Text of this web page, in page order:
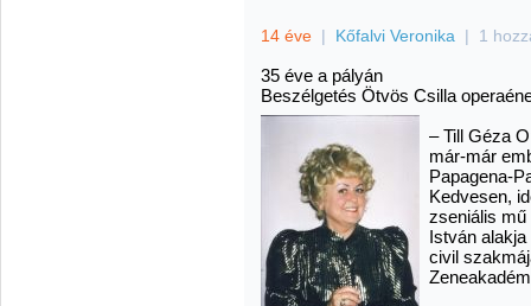
14 éve | Kőfalvi Veronika | 1
35 éve a pályán
Beszélgetés Ötvös Csilla
– Till Géza
már-már
Papagena-
Kedvesen,
zseniális mű
István
civil